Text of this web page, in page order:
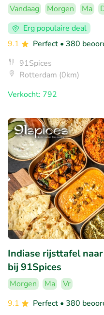
Vandaag Morgen Ma
Erg populaire deal
9.1
Perfect • 380
91Spices
Rotterdam (0km)
Verkocht: 792
Indiase rijsttafel
bij 91Spices
Morgen Ma
Vr
9.1
Perfect • 380